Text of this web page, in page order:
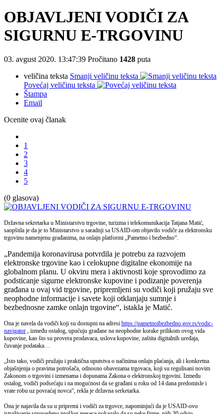
OBJAVLJENI VODIČI ZA
SIGURNU E-TRGOVINU
03. avgust 2020. 13:47:39 Pročitano 1428 puta
veličina teksta Smanji veličinu teksta
Povećaj veličinu teksta
Štampa
Email
Ocenite ovaj članak
1
2
3
4
5
(0 glasova)
Državna sekretarka u Ministarstvu trgovine, turizma i telekomunikacija Tatjana Matić,
saopštila je da je to Ministarstvo u saradnji sa USAID-om objavilo vodiče za elektronsku
trgovinu namenjenu građanima, na onlajn platformi „Pametno i bezbedno“.
„Pandemija koronavirusa potvrdila je potrebu za razvojem
elektronske trgovine kao i celokupne digitalne ekonomije na
globalnom planu. U okviru mera i aktivnosti koje sprovodimo za
podsticanje sigurne elektronske kupovine i podizanje poverenja
građana u ovaj vid trgovine, pripremljeni su vodiči koji pružaju sve
neophodne informacije i savete koji otklanjaju sumnje i
bezbednosne zamke onlajn trgovine“, istakla je Matić.
Ona je navela da vodiči koji su dostupni na adresi https://pametnoibezbedno.gov.rs/vodic-
navigator , između ostalog, upućuju građane na neophodne korake prilikom ovog vida
kupovine, kao što su provera prodavaca, uslova kupovine, zaštita digitalnih uređaja,
čuvanje podataka…
„Isto tako, vodiči pružaju i praktična uputstva o načinima onlajn plaćanja, ali i konkretna
objašnjenja o pravima potrošača, odnosno obavezama trgovaca, koji su regulisani novim
Zakonom o trgovini i izmenama i dopunama Zakona o elektronskoj trgovini. Između
ostalog, vodiči podsećaju i na mogućnost da se građani u roku od 14 dana predomisle i
vrate robu uz povraćaj novca“, rekla je državna serketarka.
Ona je najavila da su u pripremi i vodiči za trgovce, napominjući da je USAID-ovo